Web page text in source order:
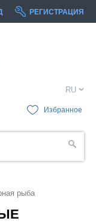
РЕГИСТРАЦИЯ
RU
Избранное
рыба